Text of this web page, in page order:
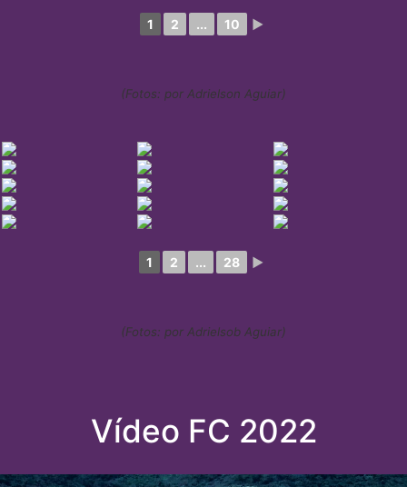
1 2 ... 10 ►
(Fotos: por Adrielson Aguiar)
1 2 ... 28 ►
(Fotos: por Adrielsob Aguiar)
Vídeo FC 2022